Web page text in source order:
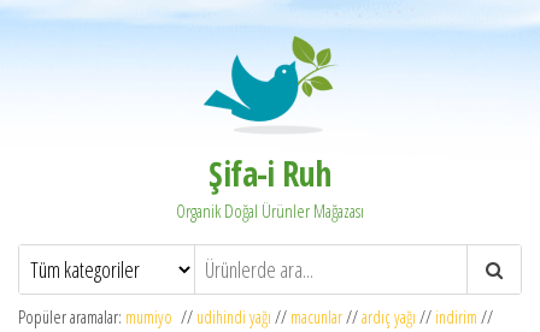
Şifa-i Ruh
Organik Doğal Ürünler Mağazası
Popüler aramalar: mumiyo // udihindi yağı // macunlar//ardıç yağı // indirim //